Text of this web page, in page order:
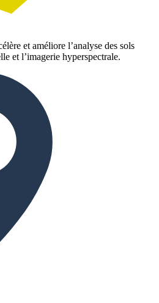
et améliore l’analyse des sols
et l’imagerie hyperspectrale.